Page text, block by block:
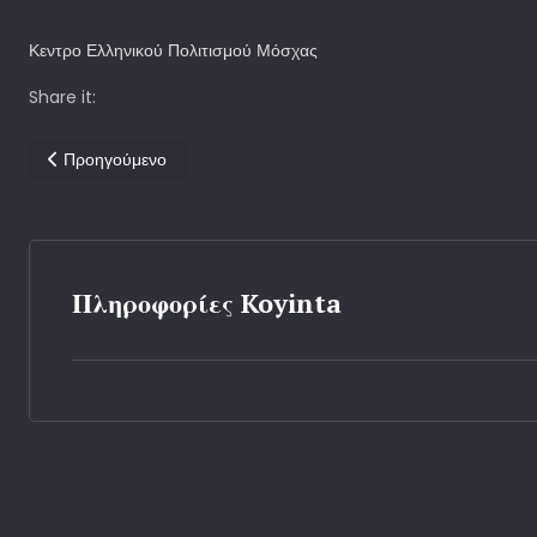
Κεντρο Ελληνικού Πολιτισμού Μόσχας
Share it:
Προηγούμενο άρθρο: Μετά τη Ρωσία, τη Μόσχα και το
Προηγούμενο
Πληροφορίες Koyinta